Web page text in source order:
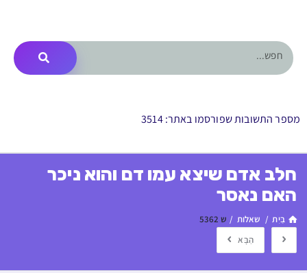
מספר התשובות שפורסמו באתר: 3514
חלב אדם שיצא עמו דם והוא ניכר
האם נאסר
בַּיִת / שאלות / ש 5362
הַבָּא